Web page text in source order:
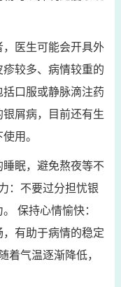
医生可能会开具外
较多、病情较重的
口服或静脉滴注药
屑病，目前还有生
用。
眠，避免熬夜等不
：不要过分担忧银
保持心情愉快：
有助于病情的稳定
着气温逐渐降低，